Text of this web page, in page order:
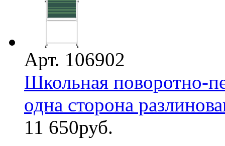
Арт. 106902
Школьная поворотно-
одна сторона
11 650руб.